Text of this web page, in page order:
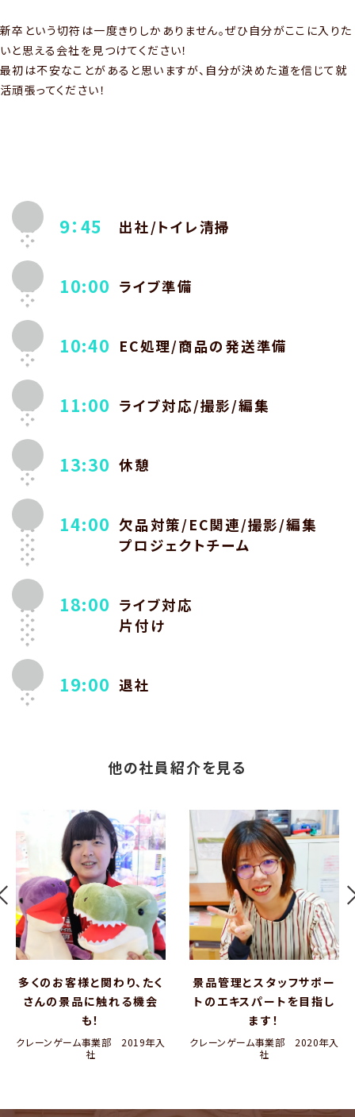
新卒という切符は一度きりしかありません。ぜひ自分がここに入りた
いと思える会社を見つけてください！
最初は不安なことがあると思いますが、自分が決めた道を信じて就
活頑張ってください！
9：45 出社/トイレ清掃
10:00 ライブ準備
10:40 EC処理/商品の発送準備
11:00 ライブ対応/撮影/編集
13:30 休憩
14:00 欠品対策/EC関連/撮影/編集
プロジェクトチーム
18:00 ライブ対応
19:00 退社
他の社員紹介を見る
多くのお客様と関わり、たく
さんの景品に触れる機会
も！
クレーンゲーム事業部　2019年入
景品管理とスタッフサポー
トのエキスパートを目指し
ます！
クレーンゲーム事業部　2020年入